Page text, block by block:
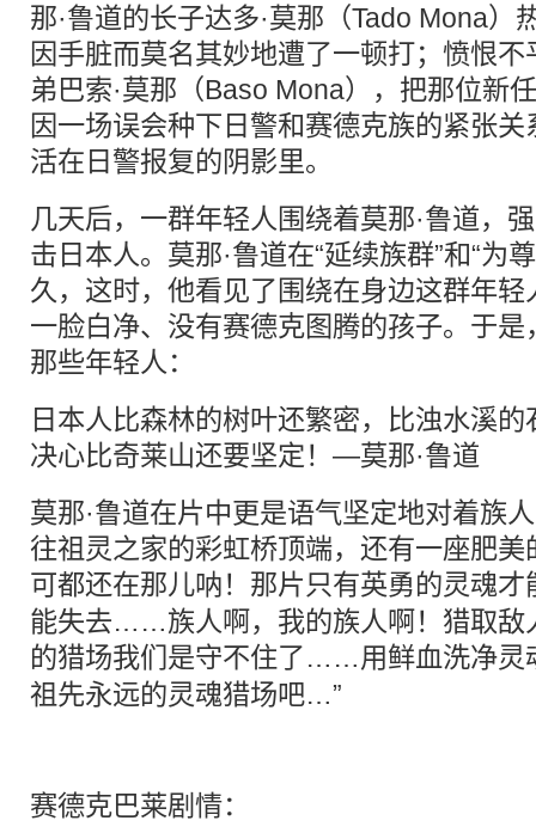
那·鲁道的长子达多·莫那（Tado Mona）
因手脏而莫名其妙地遭了一顿打；愤恨不
弟巴索·莫那（Baso Mona），把那位新
因一场误会种下日警和赛德克族的紧张
活在日警报复的阴影里。
几天后，一群年轻人围绕着莫那·鲁道，
击日本人。莫那·鲁道在“延续族群”和“为
久，这时，他看见了围绕在身边这群年
一脸白净、没有赛德克图腾的孩子。于
那些年轻人：
日本人比森林的树叶还繁密，比浊水溪
决心比奇莱山还要坚定！—莫那·鲁道
莫那·鲁道在片中更是语气坚定地对着族
往祖灵之家的彩虹桥顶端，还有一座肥
可都还在那儿呐！那片只有英勇的灵魂才
能失去……族人啊，我的族人啊！猎取敌
的猎场我们是守不住了……用鲜血洗净灵
祖先永远的灵魂猎场吧…”
赛德克巴莱剧情：